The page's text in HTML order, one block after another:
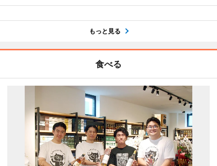
もっと見る
食べる